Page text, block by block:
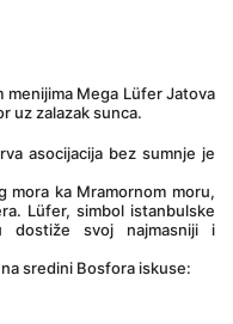
menijima Mega Lüfer Jatova
uz zalazak sunca.
asocijacija bez sumnje je
mora ka Mramornom moru,
Lüfer, simbol istanbulske
dostiže svoj najmasniji i
sredini Bosfora iskuse: